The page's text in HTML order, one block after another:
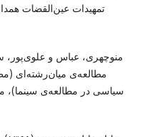
مطالعه‌ی میان‌رشته‌ای
سیاسی در مطالعه‌ی سینما)،